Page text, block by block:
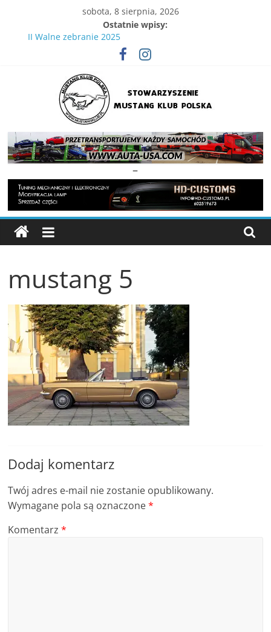
content
sobota, 8 sierpnia, 2026
Ostatnie wpisy:
II Walne zebranie 2025
IV Wielka Gonitwa Mustangów . 29.08.2026 Tor Kielce
XVIII Ogólnopolski Zlot Mustangów
Wielka Gonitwa Stajni Mustangów 2024
III WIelka gonitwa Mustangów 6 września 2025
Stowarzyszenie
Mustang
Klub
Polska
Stowarzyszenia
Klub
Polska
,
MKP
zrzesza
miłośników
amerykańskiej
motoryzacji
,
–
mustang 5
Dodaj komentarz
Twój adres e-mail nie zostanie opublikowany.
Wymagane pola są oznaczone*
Komentarz*